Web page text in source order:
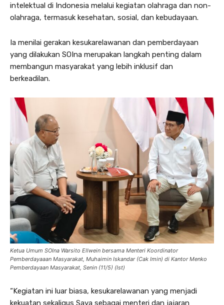
intelektual di Indonesia melalui kegiatan olahraga dan non-
olahraga, termasuk kesehatan, sosial, dan kebudayaan.
Ia menilai gerakan kesukarelawanan dan pemberdayaan
yang dilakukan SOIna merupakan langkah penting dalam
membangun masyarakat yang lebih inklusif dan
berkeadilan.
Ketua Umum SOIna Warsito Ellwein bersama Menteri Koordinator
Pemberdayaaan Masyarakat, Muhaimin Iskandar (Cak Imin) di Kantor Menko
Pemberdayaan Masyarakat, Senin (11/5) (Ist)
“Kegiatan ini luar biasa, kesukarelawanan yang menjadi
kekuatan sekaligus Saya sebagai menteri dan jajaran